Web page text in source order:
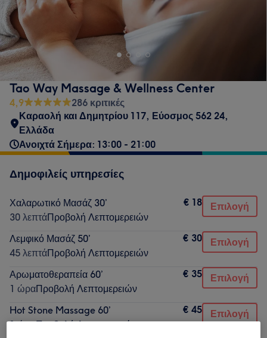
Tao Way Massage & Wellness Center
4,9
286 κριτικές
Καραολή και Δημητρίου 117, Εύοσμος 562 24,
Ελλάδα
Ανοιχτά Σήμερα: 13:00 - 21:00
Δημοφιλείς υπηρεσίες
Χαλαρωτικό Μασάζ 30’
30 λεπτάΠροβολή Λεπτομερειών
€ 18 Επιλογή
Λεμφικό Μασάζ 50’
45 λεπτάΠροβολή Λεπτομερειών
€ 30 Επιλογή
Αρωματοθεραπεία 60’
1 ώραΠροβολή Λεπτομερειών
€ 35 Επιλογή
Hot Stone Massage 60’
1 ώραΠροβολή Λεπτομερειών
€ 45 Επιλογή